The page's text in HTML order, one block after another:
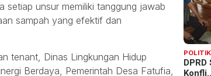
setiap unsur memiliki tanggung jawab
sampah yang efektif dan
tenant, Dinas Lingkungan Hidup
Berdaya, Pemerintah Desa Fatufia,
POLITIK